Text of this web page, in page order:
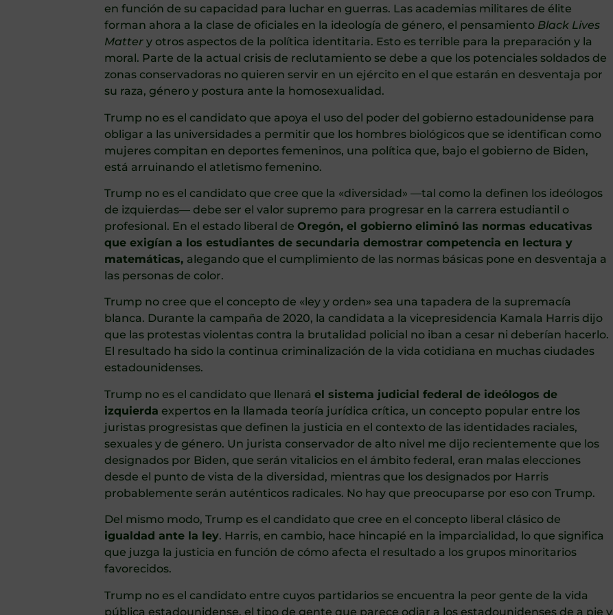
en función de su capacidad para luchar en guerras. Las academias militares de élite
forman ahora a la clase de oficiales en la ideología de género, el pensamiento Black Lives
Matter y otros aspectos de la política identitaria. Esto es terrible para la preparación y la
moral. Parte de la actual crisis de reclutamiento se debe a que los potenciales soldados de
zonas conservadoras no quieren servir en un ejército en el que estarán en desventaja por
su raza, género y postura ante la homosexualidad.
Trump no es el candidato que apoya el uso del poder del gobierno estadounidense para
obligar a las universidades a permitir que los hombres biológicos que se identifican como
mujeres compitan en deportes femeninos, una política que, bajo el gobierno de Biden,
está arruinando el atletismo femenino.
Trump no es el candidato que cree que la «diversidad» —tal como la definen los ideólogos
de izquierdas— debe ser el valor supremo para progresar en la carrera estudiantil o
profesional. En el estado liberal de Oregón, el gobierno eliminó las normas educativas
que exigían a los estudiantes de secundaria demostrar competencia en lectura y
matemáticas, alegando que el cumplimiento de las normas básicas pone en desventaja a
las personas de color.
Trump no cree que el concepto de «ley y orden» sea una tapadera de la supremacía
blanca. Durante la campaña de 2020, la candidata a la vicepresidencia Kamala Harris dijo
que las protestas violentas contra la brutalidad policial no iban a cesar ni deberían hacerlo.
El resultado ha sido la continua criminalización de la vida cotidiana en muchas ciudades
estadounidenses.
Trump no es el candidato que llenará el sistema judicial federal de ideólogos de
izquierda expertos en la llamada teoría jurídica crítica, un concepto popular entre los
juristas progresistas que definen la justicia en el contexto de las identidades raciales,
sexuales y de género. Un jurista conservador de alto nivel me dijo recientemente que los
designados por Biden, que serán vitalicios en el ámbito federal, eran malas elecciones
desde el punto de vista de la diversidad, mientras que los designados por Harris
probablemente serán auténticos radicales. No hay que preocuparse por eso con Trump.
Del mismo modo, Trump es el candidato que cree en el concepto liberal clásico de
igualdad ante la ley. Harris, en cambio, hace hincapié en la imparcialidad, lo que significa
que juzga la justicia en función de cómo afecta el resultado a los grupos minoritarios
favorecidos.
Trump no es el candidato entre cuyos partidarios se encuentra la peor gente de la vida
pública estadounidense, el tipo de gente que parece odiar a los estadounidenses de a pie y